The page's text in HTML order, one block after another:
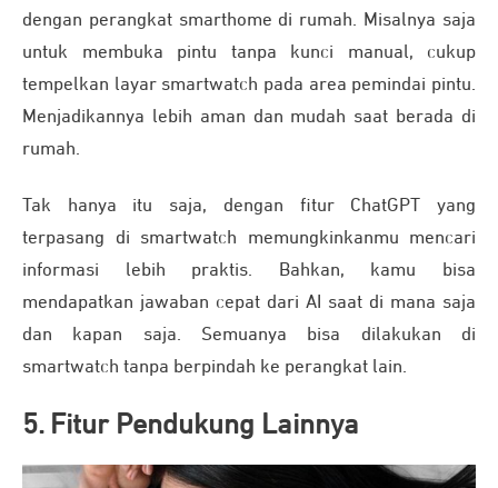
dengan perangkat smarthome di rumah. Misalnya saja
untuk membuka pintu tanpa kunci manual, cukup
tempelkan layar smartwatch pada area pemindai pintu.
Menjadikannya lebih aman dan mudah saat berada di
rumah.
Tak hanya itu saja, dengan fitur ChatGPT yang
terpasang di smartwatch memungkinkanmu mencari
informasi lebih praktis. Bahkan, kamu bisa
mendapatkan jawaban cepat dari AI saat di mana saja
dan kapan saja. Semuanya bisa dilakukan di
smartwatch tanpa berpindah ke perangkat lain.
5. Fitur Pendukung Lainnya